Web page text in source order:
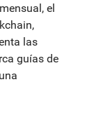
, el
,
las
guías de